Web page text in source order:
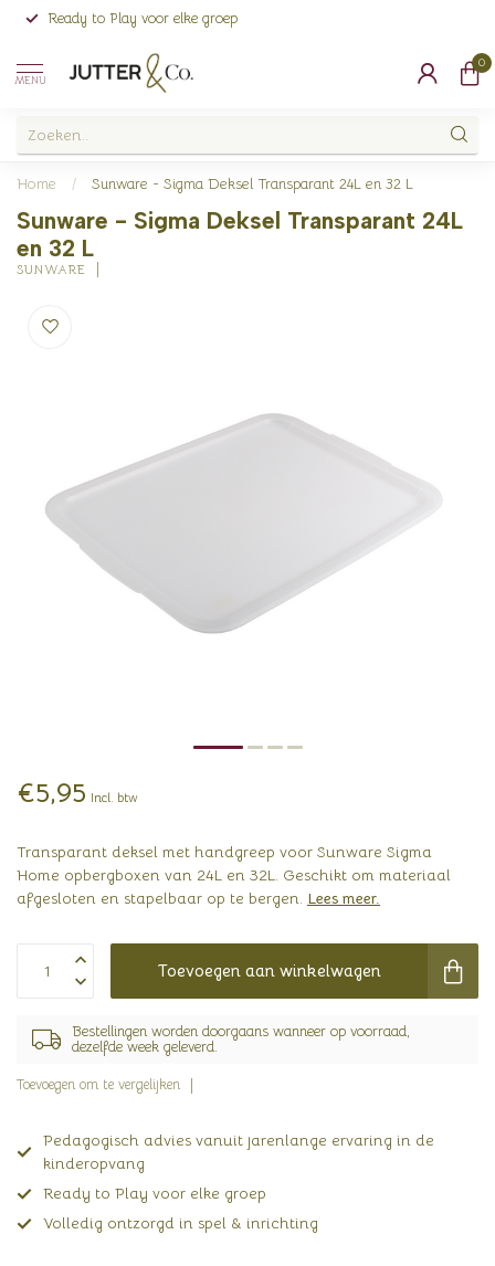
Ready to Play voor elke groep
MENU
0
Home / Sunware - Sigma Deksel Transparant 24L en 32 L
Sunware - Sigma Deksel Transparant 24L
en 32 L
SUNWARE
€5,95 Incl. btw
Transparant deksel met handgreep voor Sunware Sigma
Home opbergboxen van 24L en 32L. Geschikt om materiaal
afgesloten en stapelbaar op te bergen. Lees meer.
Toevoegen aan winkelwagen
Bestellingen worden doorgaans wanneer op voorraad,
dezelfde week geleverd.
Toevoegen om te vergelijken
Pedagogisch advies vanuit jarenlange ervaring in de
kinderopvang
Ready to Play voor elke groep
Volledig ontzorgd in spel & inrichting